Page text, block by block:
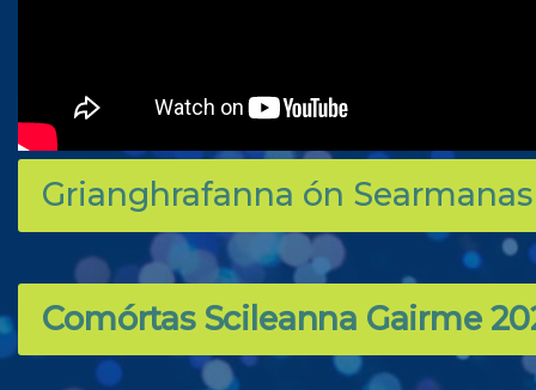
Grianghrafanna ón
Comórtas Scileanna Gairme